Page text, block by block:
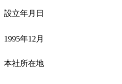
設立年月日
1995年12月
本社所在地